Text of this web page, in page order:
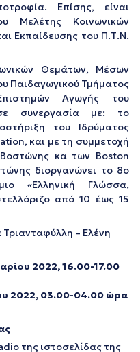
Επίσης, είναι
Μελέτης Κοινωνικών
Εκπαίδευσης του Π.Τ.Ν.
Θεμάτων, Μέσων
Παιδαγωγικού Τμήματος
Αγωγής του
σε συνεργασία με: το
του Ιδρύματος
και με τη συμμετοχή
κα των Boston
διοργανώνει το 8ο
«Ελληνική Γλώσσα,
από 10 έως 15
Τριανταφύλλη – Ελένη
2022, 16.00-17.00
2022, 03.00-04.00 ώρα
της ιστοσελίδας της